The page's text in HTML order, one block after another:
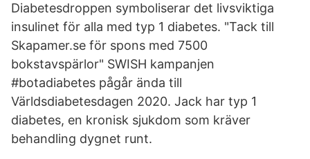
Diabetesdroppen symboliserar det livsviktiga
insulinet för alla med typ 1 diabetes. "Tack till
Skapamer.se för spons med 7500
bokstavspärlor" SWISH kampanjen
#botadiabetes pågår ända till
Världsdiabetesdagen 2020. Jack har typ 1
diabetes, en kronisk sjukdom som kräver
behandling dygnet runt.